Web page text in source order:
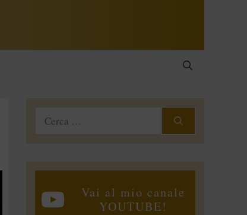
Ricerca
Vai al mio canale
YOUTUBE!